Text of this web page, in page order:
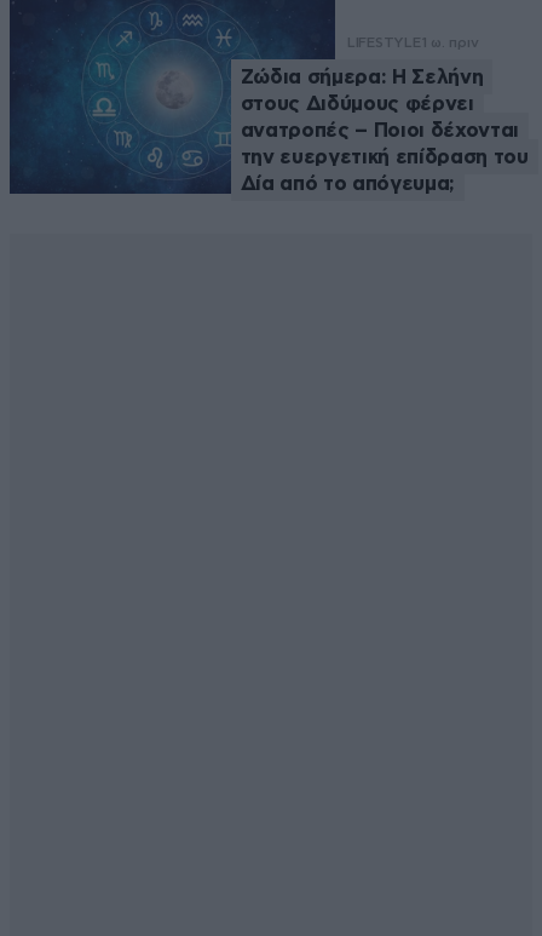
LIFESTYLE 1 ω. πριν
Ζώδια σήμερα: Η Σελήνη
στους Διδύμους φέρνει
ανατροπές – Ποιοι δέχονται
την ευεργετική επίδραση του
Δία από το απόγευμα;